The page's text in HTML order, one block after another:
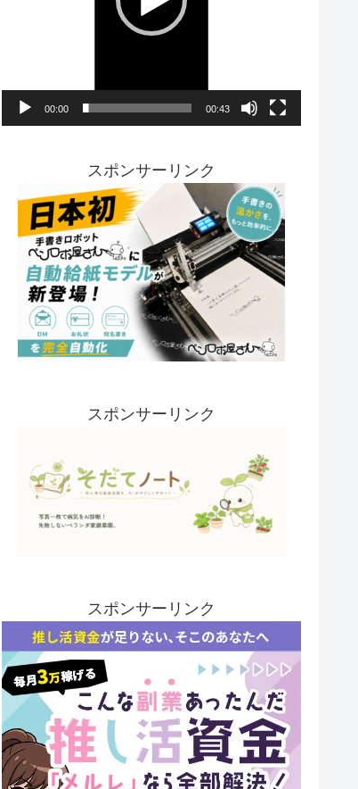
ヤ
00:00 00:43
スポンサーリンク
スポンサーリンク
スポンサーリンク